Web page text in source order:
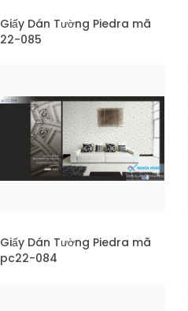
Giấy Dán Tường Piedra mã
22-085
Giấy Dán Tường Piedra mã
pc22-084